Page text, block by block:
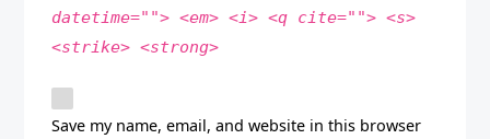
datetime=""> <em> <i> <q cite=""> <s>
<strike> <strong>
Save my name, email, and website in this browser